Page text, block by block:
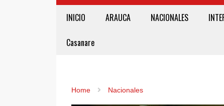
INICIO ARAUCA NACIONALES
Casanare
Home Nacionales